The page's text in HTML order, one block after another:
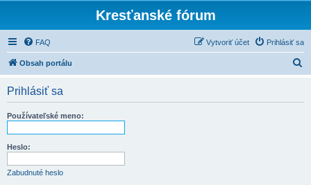
Kresťanské fórum
FAQ Prihlásiť sa
Vytvoriť účet
Obsah portálu
Prihlásiť sa
Používateľské meno:
Heslo:
Zabudnuté heslo